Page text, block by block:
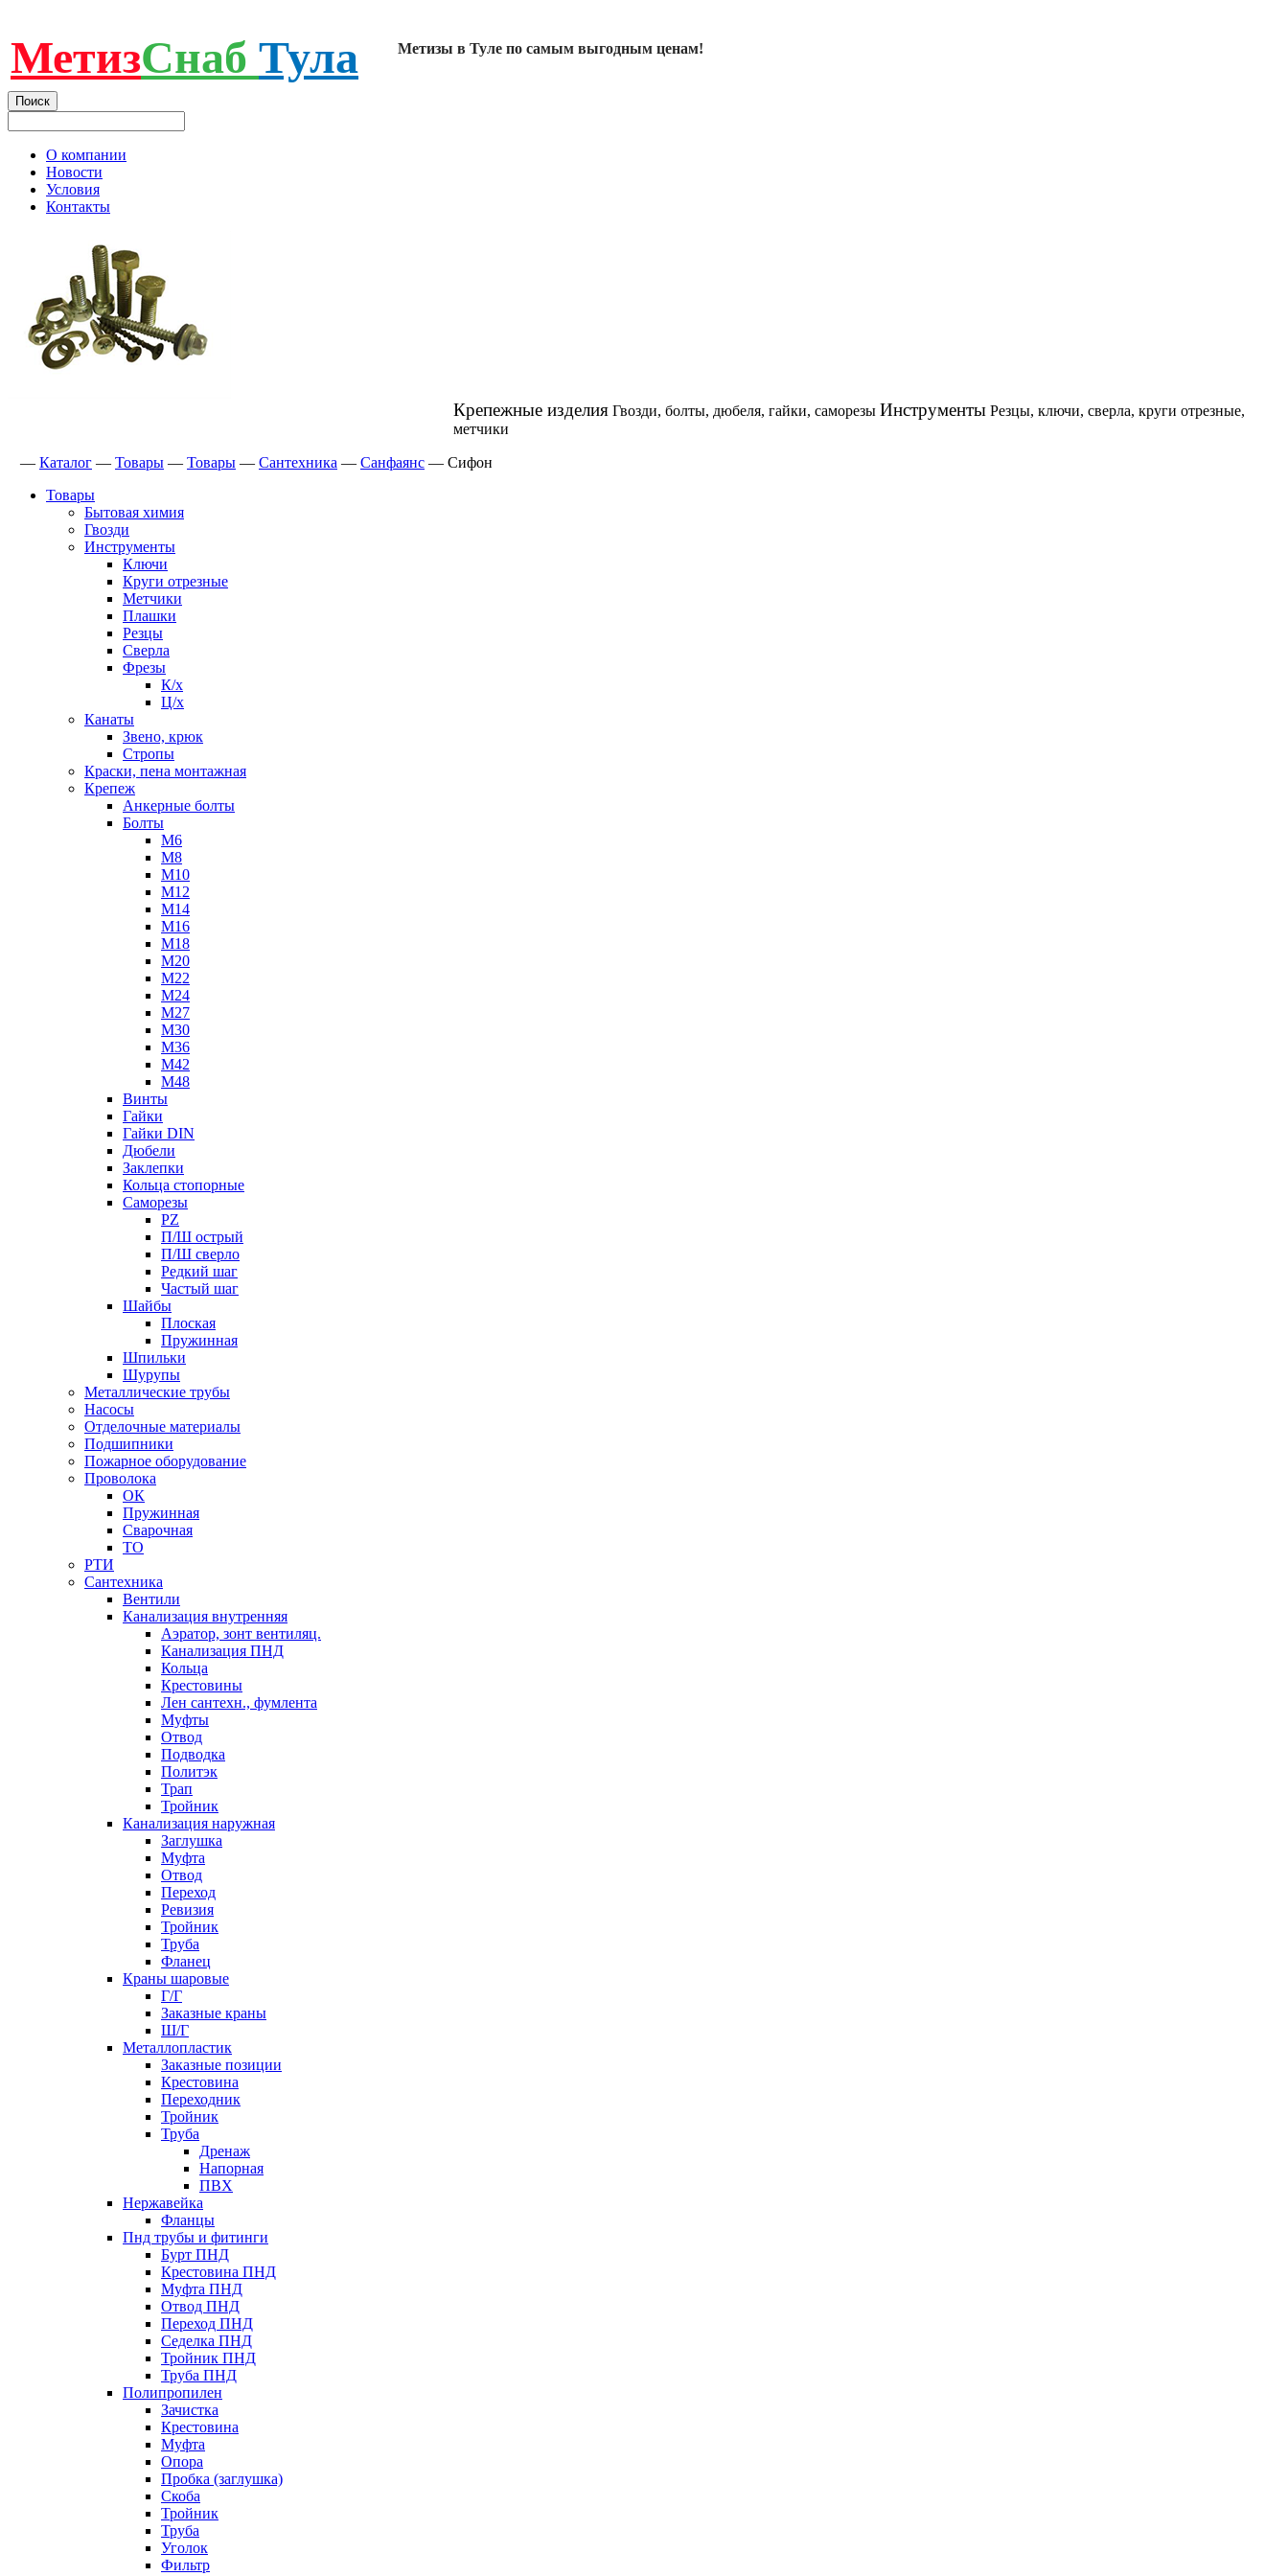
МетизСнаб Тула Метизы в Туле по самым выгодным ценам!
О компании
Новости
Условия
Контакты
Крепежные изделия Гвозди, болты, дюбеля, гайки, саморезы Инструменты Резцы, ключи, сверла, круги отрезные,
метчики
— Каталог — Товары — Товары — Сантехника — Санфаянс — Сифон
Товары
Бытовая химия
Гвозди
Инструменты
Ключи
Круги отрезные
Метчики
Плашки
Резцы
Сверла
Фрезы
К/х
Ц/х
Канаты
Звено, крюк
Стропы
Краски, пена монтажная
Крепеж
Анкерные болты
Болты
М6
М8
М10
М12
М14
М16
М18
М20
М22
М24
М27
М30
М36
М42
М48
Винты
Гайки
Гайки DIN
Дюбели
Заклепки
Кольца стопорные
Саморезы
PZ
П/Ш острый
П/Ш сверло
Редкий шаг
Частый шаг
Шайбы
Плоская
Пружинная
Шпильки
Шурупы
Металлические трубы
Насосы
Отделочные материалы
Подшипники
Пожарное оборудование
Проволока
ОК
Пружинная
Сварочная
ТО
РТИ
Сантехника
Вентили
Канализация внутренняя
Аэратор, зонт вентиляц.
Канализация ПНД
Кольца
Крестовины
Лен сантехн., фумлента
Муфты
Отвод
Подводка
Политэк
Трап
Тройник
Канализация наружная
Заглушка
Муфта
Отвод
Переход
Ревизия
Тройник
Труба
Фланец
Краны шаровые
Г/Г
Заказные краны
Ш/Г
Металлопластик
Заказные позиции
Крестовина
Переходник
Тройник
Труба
Дренаж
Напорная
ПВХ
Нержавейка
Фланцы
Пнд трубы и фитинги
Бурт ПНД
Крестовина ПНД
Муфта ПНД
Отвод ПНД
Переход ПНД
Седелка ПНД
Тройник ПНД
Труба ПНД
Полипропилен
Зачистка
Крестовина
Муфта
Опора
Пробка (заглушка)
Скоба
Тройник
Труба
Уголок
Фильтр